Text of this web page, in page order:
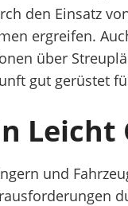
den Einsatz
ergreifen.
über
gut gerüstet
Leicht
und